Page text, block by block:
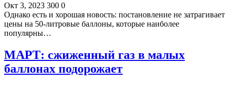
Окт 3, 2023 300 0
Однако есть и хорошая новость: постановление не затрагивает
цены на 50-литровые баллоны, которые наиболее
популярны…
МАРТ: сжиженный газ в малых
баллонах подорожает